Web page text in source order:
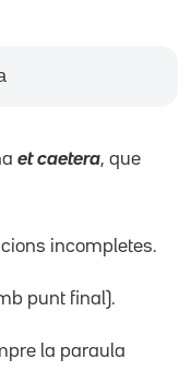
et caetera, que
incompletes.
punt final).
la paraula